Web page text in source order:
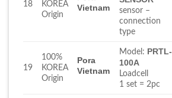
18
KOREA
Origin
Vietnam
sensor –
connection
type
19
100%
KOREA
Origin
Pora
Vietnam
Model: PRTL-
100A
Loadcell
1 set = 2pc